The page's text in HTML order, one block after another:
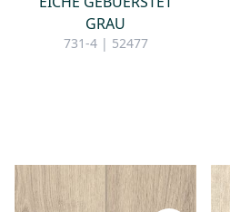
GRAU
731-4 | 52477